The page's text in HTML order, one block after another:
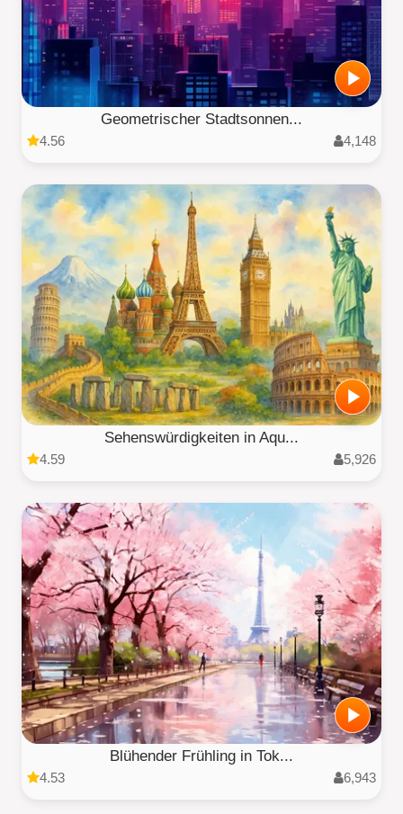
Geometrischer Stadtsonnen...
4.56 4,148
Sehenswürdigkeiten in Aqu...
4.59 5,926
Blühender Frühling in Tok...
4.53 6,943